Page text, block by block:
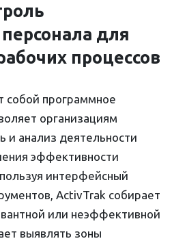
для
процессов
собой программное
организациям
и анализ деятельности
эффективности
интерфейсный
ActivTrak собирает
или неэффективной
выявлять зоны